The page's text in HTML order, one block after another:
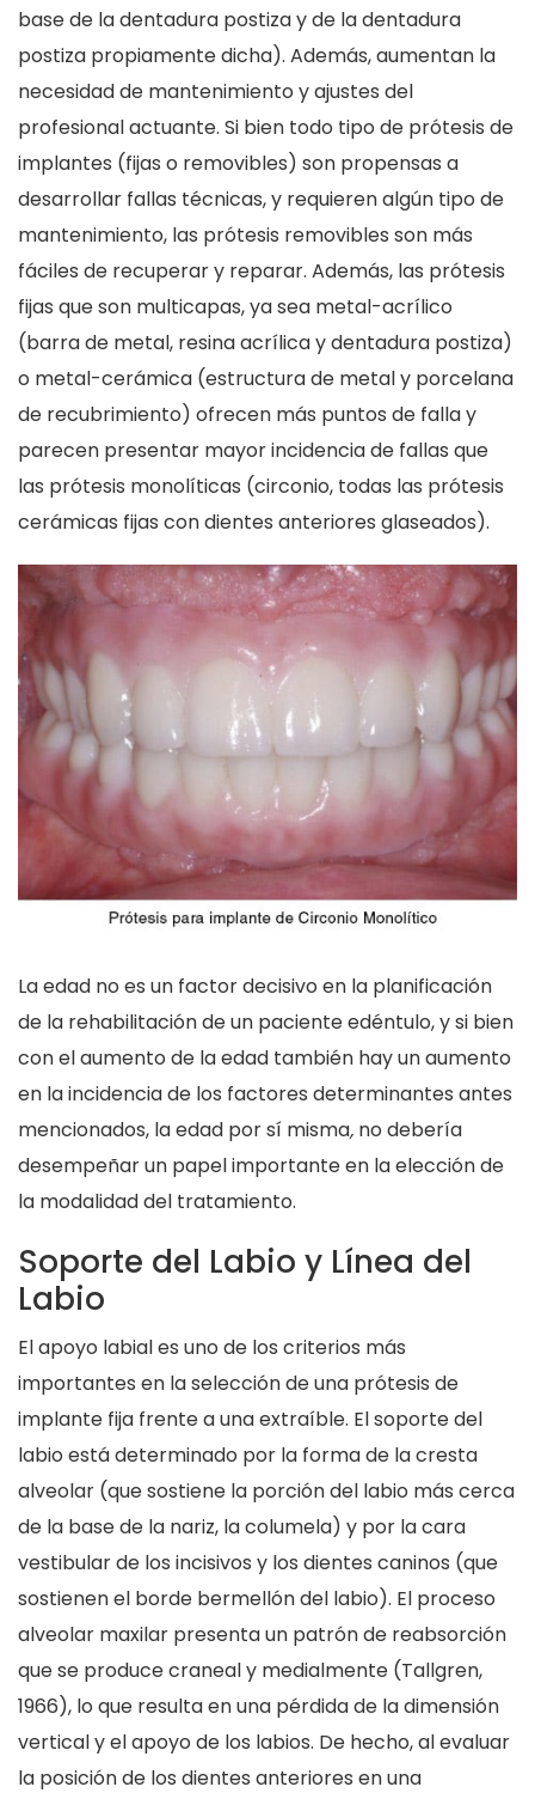
base de la dentadura postiza y de la dentadura
postiza propiamente dicha). Además, aumentan la
necesidad de mantenimiento y ajustes del
profesional actuante. Si bien todo tipo de prótesis de
implantes (fijas o removibles) son propensas a
desarrollar fallas técnicas, y requieren algún tipo de
mantenimiento, las prótesis removibles son más
fáciles de recuperar y reparar. Además, las prótesis
fijas que son multicapas, ya sea metal-acrílico
(barra de metal, resina acrílica y dentadura postiza)
o metal-cerámica (estructura de metal y porcelana
de recubrimiento) ofrecen más puntos de falla y
parecen presentar mayor incidencia de fallas que
las prótesis monolíticas (circonio, todas las prótesis
cerámicas fijas con dientes anteriores glaseados).
La edad no es un factor decisivo en la planificación
de la rehabilitación de un paciente edéntulo, y si bien
con el aumento de la edad también hay un aumento
en la incidencia de los factores determinantes antes
mencionados, la edad por sí misma, no debería
desempeñar un papel importante en la elección de
la modalidad del tratamiento.
Soporte del Labio y Línea del
Labio
El apoyo labial es uno de los criterios más
importantes en la selección de una prótesis de
implante fija frente a una extraíble. El soporte del
labio está determinado por la forma de la cresta
alveolar (que sostiene la porción del labio más cerca
de la base de la nariz, la columela) y por la cara
vestibular de los incisivos y los dientes caninos (que
sostienen el borde bermellón del labio). El proceso
alveolar maxilar presenta un patrón de reabsorción
que se produce craneal y medialmente (Tallgren,
1966), lo que resulta en una pérdida de la dimensión
vertical y el apoyo de los labios. De hecho, al evaluar
la posición de los dientes anteriores en una